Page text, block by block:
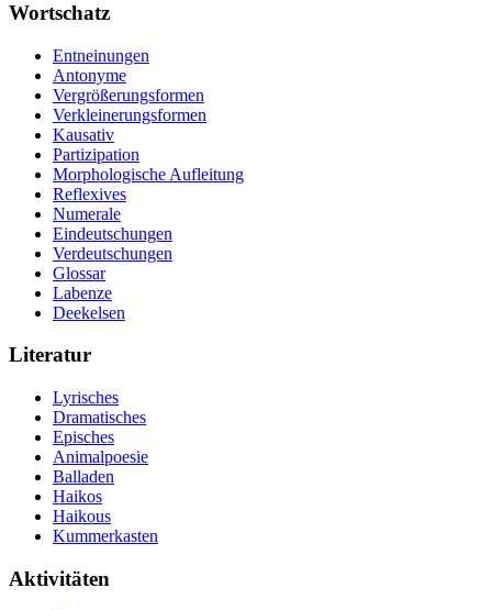
Wortschatz
Entneinungen
Antonyme
Vergrößerungsformen
Verkleinerungsformen
Kausativ
Partizipation
Morphologische Aufleitung
Reflexives
Numerale
Eindeutschungen
Verdeutschungen
Glossar
Labenze
Deekelsen
Literatur
Lyrisches
Dramatisches
Episches
Animalpoesie
Balladen
Haikos
Haikous
Kummerkasten
Aktivitäten